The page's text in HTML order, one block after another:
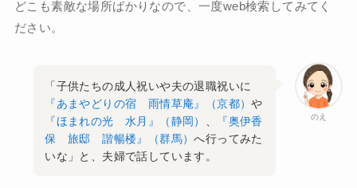
どこも素敵な場所ばかりなので、一度web検索してみてく
ださい。
のえ
「子供たちの成人祝いや夫の退職祝いに
『あまやどりの宿 雨情草庵』（京都）や
『ほまれの光 水月』（静岡）
『奥伊香
保 旅邸 諧暢楼』（群馬）へ行ってみた
いな」と、夫婦で話しています。